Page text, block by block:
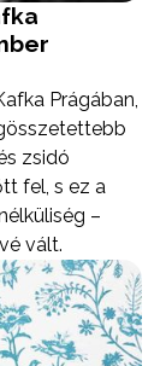
Prágában,
zsidó
fel, s ez a
–
vált.